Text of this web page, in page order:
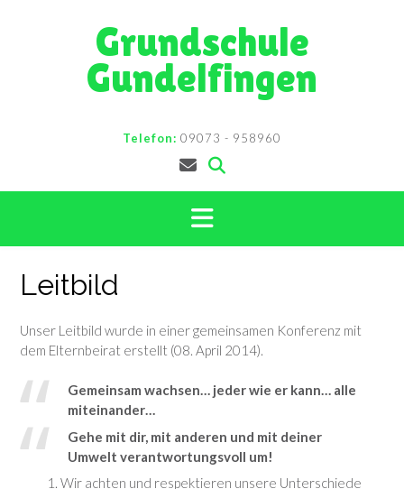
Grundschule
Gundelfingen
Telefon: 09073 - 958960
Leitbild
Unser Leitbild wurde in einer gemeinsamen Konferenz mit
dem Elternbeirat erstellt (08. April 2014).
Gemeinsam wachsen… jeder wie er kann… alle
miteinander…
Gehe mit dir, mit anderen und mit deiner
Umwelt verantwortungsvoll um!
Wir achten und respektieren unsere Unterschiede